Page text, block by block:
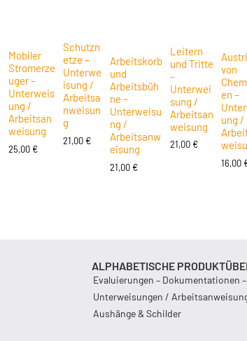
Mobiler
Stromerze
uger –
Unterweis
ung /
Arbeitsan
weisung
25,00 €
Schutzn
etze –
Unterwe
isung /
Arbeitsa
nweisun
g
21,00 €
Arbeitskorb
und
Arbeitsbüh
ne –
Unterweisu
ng /
Arbeitsanw
eisung
21,00 €
Leitern
und Tritte
–
Unterwei
sung /
Arbeitsan
weisung
21,00 €
von
en –
ung /
16,00
ALPHABETISCHE
Evaluierungen – Dokumentationen –
Unterweisungen /
Aushänge & Schilder